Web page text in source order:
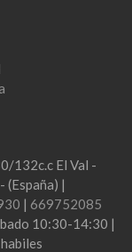
132c.c El Val -
(España) |
| 669752085
10:30-14:30 |